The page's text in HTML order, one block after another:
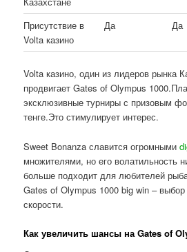
Присутствие в
Volta казино
Да Да
Volta казино, один из лидеров рынка
продвигает Gates of Olympus
эксклюзивные турниры с призовым
тенге.Это стимулирует интерес.
Sweet Bonanza славится огромными
множителями, но его волатильность
больше подходит для любителей
Gates of Olympus 1000 big win – выбор
скорости.
Как увеличить шансы на Gates of